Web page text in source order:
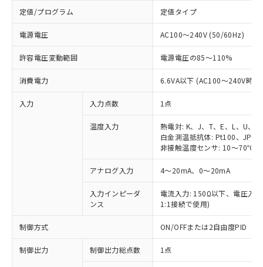
定値/プログラム 定値タイプ
電源電圧 AC100～240V (50/60Hz)
許容電圧変動範囲 電源電圧の85～110%
消費電力 6.6VA以下 (AC100～240V時)
入力 入力点数 1点
温度入力
熱電対: K、J、T、E、L、U、
白金測温抵抗体: Pt100、
非接触温度センサ: 10～70℃
アナログ入力 4～20mA、0～20mA
入力インピーダ
ンス
電流入力: 150Ω以下、電圧入
1:1接続で使用)
制御方式 ON/OFFまたは2自由度PID（
制御出力 制御出力総点数 1点